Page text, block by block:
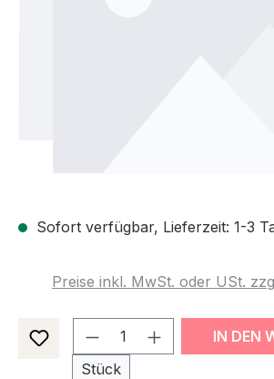
Sofort verfügbar, Lieferzeit: 1-3
Preise inkl. MwSt. oder USt.
Produkt Anzahl:
Stück
IN DEN